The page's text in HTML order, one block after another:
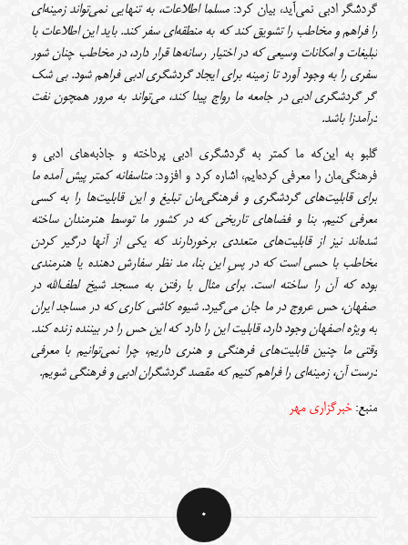
گردشگر ادبی نمی‌آید، بیان کرد:مسلما اطلاعات، به تنهایی نمی‌تواند زمینه‌ای
را فراهم و مخاطب را تشویق کند که به منطقه‌ای سفر کند. باید این اطلاعات با
تبلیغات و امکانات وسیعی که در اختیار رسانه‌ها قرار دارد، در مخاطب چنان شور
سفری را به‌ وجود آورد تا زمینه برای ایجاد گردشگری ادبی فراهم شود. بی شک
اگر گردشگری ادبی در جامعه ما رواج پیدا کند، می‌تواند به مرور همچون نفت
درآمدزا باشد.
گلبو به این‌که ما کمتر به گردشگری ادبی پرداخته و جاذبه‌های ادبی و
فرهنگی‌مان را معرفی کرده‌ایم، اشاره کرد و افزود:متاسفانه کمتر پیش آمده ما
برای قابلیت‌های گردشگری و فرهنگی‌مان تبلیغ و این قابلیت‌ها را به کسی
معرفی کنیم. بنا و فضاهای تاریخی که در کشور ما توسط هنرمندان ساخته
شده‌اند نیز از قابلیت‌های متعددی برخوردارند که یکی از آنها درگیر کردن
مخاطب با حسی است که در پسِ این بنا، مد نظر سفارش دهنده یا هنرمندی
بوده که آن را ساخته‌ است. برای مثال با رفتن به مسجد شیخ لطف‌الله در
اصفهان، حس عروج در ما جان می‌گیرد. شیوه کاشی کاری که در مساجد ایران
به ویژه اصفهان وجود دارد، قابلیت این را دارد که این حس را در بیننده زنده کند.
وقتی ما چنین قابلیت‌های فرهنگی و هنری داریم، چرا نمی‌توانیم با معرفی
درست آن، زمینه‌ای را فراهم کنیم که مقصد گردشگران ادبی و فرهنگی شویم.
منبع:خبرگزاری مهر
0